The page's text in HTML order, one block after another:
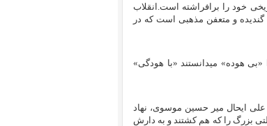
خود را برافراشته است.انقلاب
و متعفن مذهبی است که در
هوده» میدانستند «با هودگی»
علی ایحال میر حسین موسوی، نهاد
بزرگ را که هم کشتند و به دارش